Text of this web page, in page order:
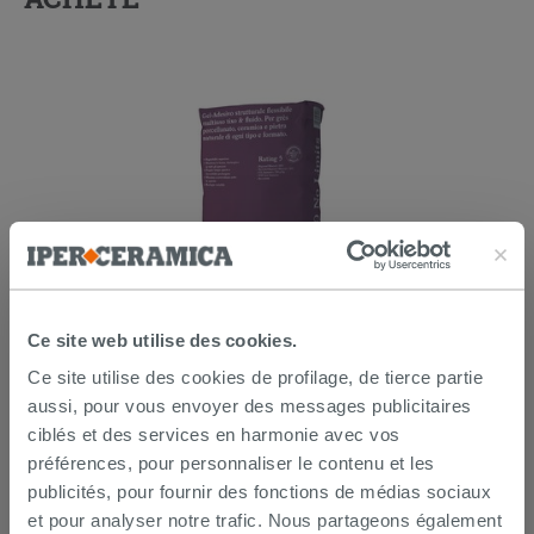
Ce site web utilise des cookies.
Ce site utilise des cookies de profilage, de tierce partie
aussi, pour vous envoyer des messages publicitaires
ciblés et des services en harmonie avec vos
préférences, pour personnaliser le contenu et les
publicités, pour fournir des fonctions de médias sociaux
et pour analyser notre trafic. Nous partageons également
Kerakoll h40 No Limits blanc 25Kg -
colle multifonction
26,99 € /PC
AJOUTER AU PANIER